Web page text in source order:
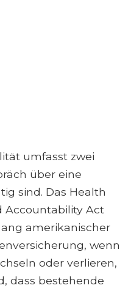
umfasst zwei
über eine
sind. Das Health
Accountability Act
amerikanischer
wenn
oder verlieren,
dass bestehende